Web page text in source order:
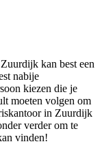
kan best een
nabije
kiezen die je
moeten volgen om
in Zuurdijk
verder om te
vinden!